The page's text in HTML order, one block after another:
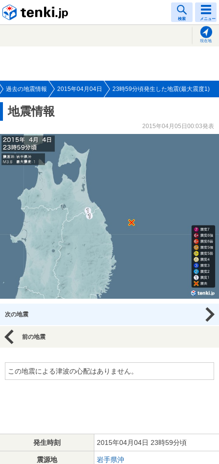
検索 メニュー
現在地
過去の地震情報 2015年04月04日 23時59分頃発生した地震(最大震度1)
地震情報
2015年04月05日00:03発表
次の地震
前の地震
この地震による津波の心配はありません。
発生時刻 2015年04月04日 23時59分頃
震源地 岩手県沖